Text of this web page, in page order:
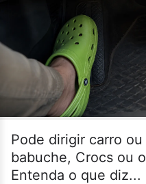
Pode dirigir carro
babuche, Crocs ou
Entenda o que diz...